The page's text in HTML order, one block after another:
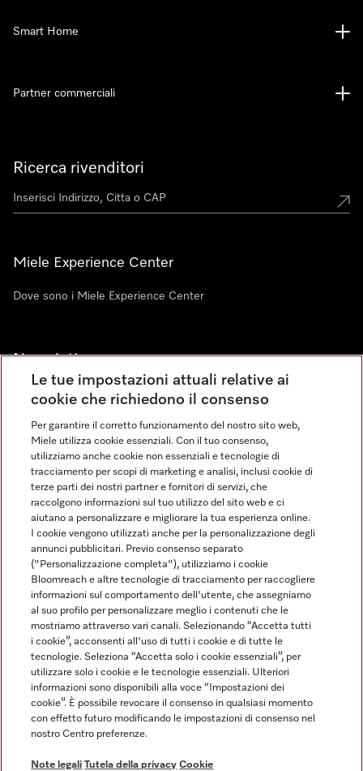
Ricerca rivenditori
Miele Experience Center
Dove sono i Miele Experience Center
Newsletter
Linguaggio
ITALIANO
Smart Home
Partner commerciali
Note Legali
Tutela della privacy
Miele su YoutubeMiele su Instagram
Miele su Facebook
Miele on Pinterest
Miele su LinkedIn
Le tue impostazioni attuali relative ai
cookie che richiedono il consenso
Per garantire il corretto funzionamento del nostro sito web,
Miele utilizza cookie essenziali. Con il tuo consenso,
utilizziamo anche cookie non essenziali e tecnologie di
tracciamento per scopi di marketing e analisi, inclusi cookie di
terze parti dei nostri partner e fornitori di servizi, che
raccolgono informazioni sul tuo utilizzo del sito web e ci
aiutano a personalizzare e migliorare la tua esperienza online.
I cookie vengono utilizzati anche per la personalizzazione degli
annunci pubblicitari. Previo consenso separato
("Personalizzazione completa"), utilizziamo i cookie
Bloomreach e altre tecnologie di tracciamento per raccogliere
informazioni sul comportamento dell'utente, che assegniamo
al suo profilo per personalizzare meglio i contenuti che le
mostriamo attraverso vari canali. Selezionando “Accetta tutti
i cookie”, acconsenti all'uso di tutti i cookie e di tutte le
tecnologie. Seleziona “Accetta solo i cookie essenziali”, per
utilizzare solo i cookie e le tecnologie essenziali. Ulteriori
informazioni sono disponibili alla voce “Impostazioni dei
cookie”. È possibile revocare il consenso in qualsiasi momento
con effetto futuro modificando le impostazioni di consenso nel
nostro Centro preferenze.
Note legali Tutela della privacy Cookie